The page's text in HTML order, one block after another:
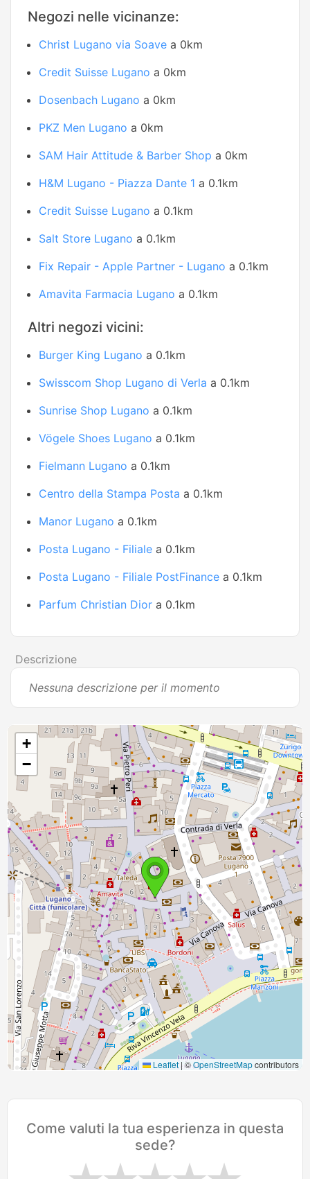
Negozi nelle vicinanze:
Christ Lugano via Soave a 0km
Credit Suisse Lugano a 0km
Dosenbach Lugano a 0km
PKZ Men Lugano a 0km
SAM Hair Attitude & Barber Shop a 0km
H&M Lugano - Piazza Dante 1 a 0.1km
Credit Suisse Lugano a 0.1km
Salt Store Lugano a 0.1km
Fix Repair - Apple Partner - Lugano a 0.1km
Amavita Farmacia Lugano a 0.1km
Altri negozi vicini:
Burger King Lugano a 0.1km
Swisscom Shop Lugano di Verla a 0.1km
Sunrise Shop Lugano a 0.1km
Vögele Shoes Lugano a 0.1km
Fielmann Lugano a 0.1km
Centro della Stampa Posta a 0.1km
Manor Lugano a 0.1km
Posta Lugano - Filiale a 0.1km
Posta Lugano - Filiale PostFinance a 0.1km
Parfum Christian Dior a 0.1km
Descrizione
Nessuna descrizione per il momento
+
−
Leaflet|©OpenStreetMapcontributors
Come valuti la tua esperienza in questa
sede?